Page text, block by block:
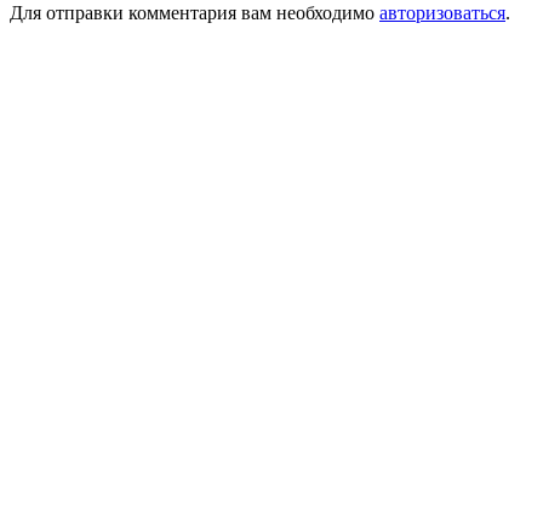
Для отправки комментария вам необходимо авторизоваться.